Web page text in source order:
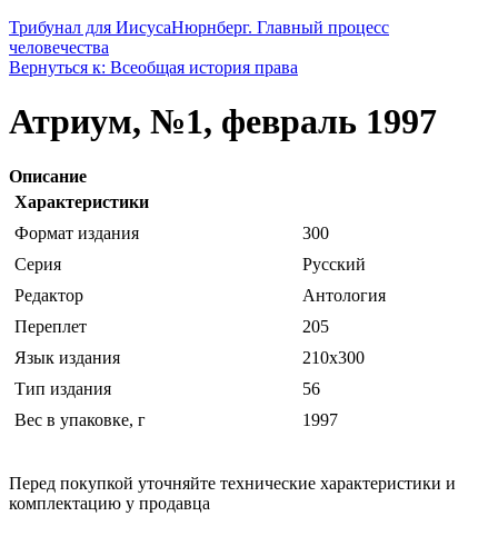
Трибунал для ИисусаНюрнберг. Главный процесс
человечества
Вернуться к: Всеобщая история права
Атриум, №1, февраль 1997
Описание
Характеристики
Формат издания
300
Серия
Русский
Редактор
Антология
Переплет
205
Язык издания
210x300
Тип издания
56
Вес в упаковке, г
1997
Перед покупкой уточняйте технические характеристики и
комплектацию у продавца